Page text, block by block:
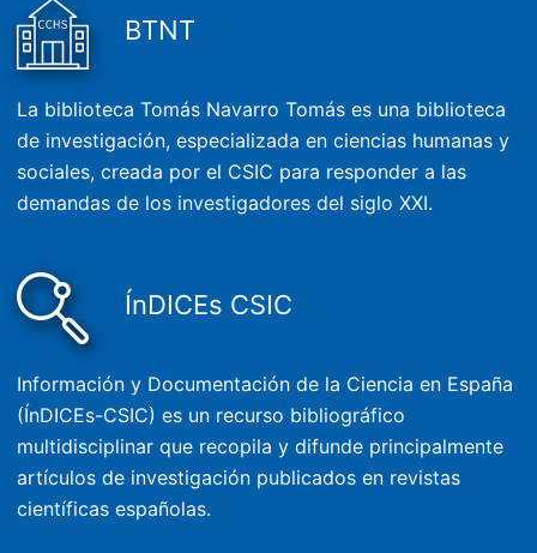
BTNT
La biblioteca Tomás Navarro Tomás es una biblioteca
de investigación, especializada en ciencias humanas y
sociales, creada por el CSIC para responder a las
demandas de los investigadores del siglo XXI.
ÍnDICEs CSIC
Información y Documentación de la Ciencia en España
(ÍnDICEs-CSIC) es un recurso bibliográfico
multidisciplinar que recopila y difunde principalmente
artículos de investigación publicados en revistas
científicas españolas.